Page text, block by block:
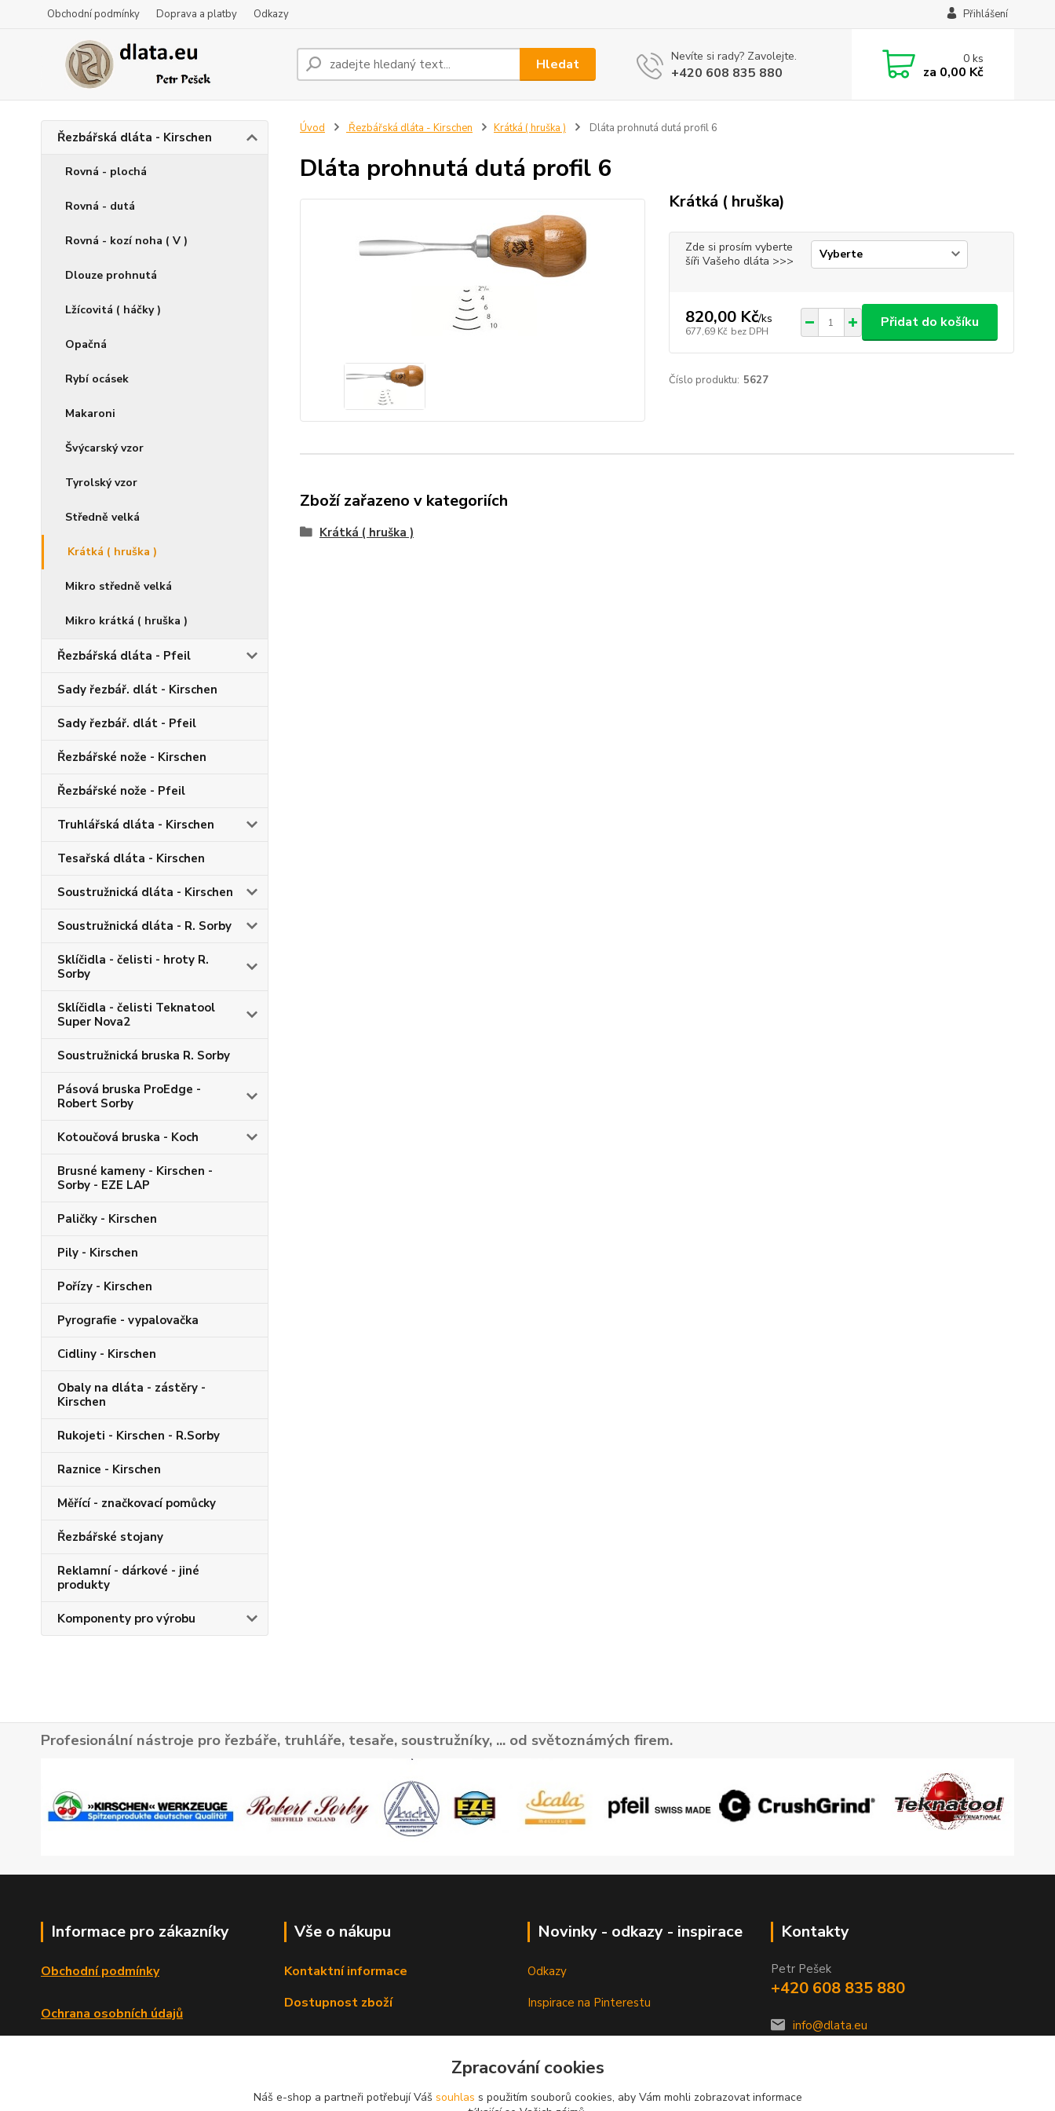
Obchodní podmínky Doprava a platby Odkazy Přihlášení
Hledat Nevíte si rady? Zavolejte.
+420 608 835 880
0ks
za 0,00 Kč
Řezbářská dláta - Kirschen
Rovná - plochá
Rovná - dutá
Rovná - kozí noha ( V )
Dlouze prohnutá
Lžícovitá ( háčky )
Opačná
Rybí ocásek
Makaroni
Švýcarský vzor
Tyrolský vzor
Středně velká
Krátká ( hruška )
Mikro středně velká
Mikro krátká ( hruška )
Řezbářská dláta - Pfeil
Sady řezbář. dlát - Kirschen
Sady řezbář. dlát - Pfeil
Řezbářské nože - Kirschen
Řezbářské nože - Pfeil
Truhlářská dláta - Kirschen
Tesařská dláta - Kirschen
Soustružnická dláta - Kirschen
Soustružnická dláta - R. Sorby
Sklíčidla - čelisti - hroty R.
Sorby
Sklíčidla - čelisti Teknatool
Super Nova2
Soustružnická bruska R. Sorby
Pásová bruska ProEdge -
Robert Sorby
Kotoučová bruska - Koch
Brusné kameny - Kirschen -
Sorby - EZE LAP
Paličky - Kirschen
Pily - Kirschen
Pořízy - Kirschen
Pyrografie - vypalovačka
Cidliny - Kirschen
Obaly na dláta - zástěry -
Kirschen
Rukojeti - Kirschen - R.Sorby
Raznice - Kirschen
Měřící - značkovací pomůcky
Řezbářské stojany
Reklamní - dárkové - jiné
produkty
Komponenty pro výrobu
Úvod Řezbářská dláta - Kirschen Krátká ( hruška ) Dláta prohnutá dutá profil 6
Dláta prohnutá dutá profil 6
Krátká ( hruška)
Zde si prosím vyberte
šíři Vašeho dláta >>>
820,00 Kč/ks
677,69 Kč bez DPH
Přidat do košíku
Číslo produktu: 5627
Zboží zařazeno v kategoriích
Krátká ( hruška )
Profesionální nástroje pro řezbáře, truhláře, tesaře, soustružníky, ... od světoznámých firem.
Informace pro zákazníky
Obchodní podmínky
Ochrana osobních údajů
Vše o nákupu
Kontaktní informace
Dostupnost zboží
Novinky - odkazy - inspirace
Odkazy
Inspirace na Pinterestu
Kontakty
Petr Pešek
+420 608 835 880
info@dlata.eu
Zpracování cookies
Náš e-shop a partneři potřebují Váš souhlas s použitím souborů cookies, aby Vám mohli zobrazovat informace